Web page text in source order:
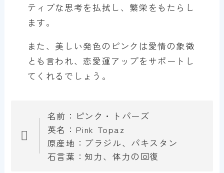
ティブな思考を払拭し、繁栄をもたらし
ます。
また、美しい発色のピンクは愛情の象徴
とも言われ、恋愛運アップをサポートし
てくれるでしょう。
名前：ピンク・トパーズ
英名：Pink Topaz
原産地：ブラジル、パキスタン
石言葉：知力、体力の回復